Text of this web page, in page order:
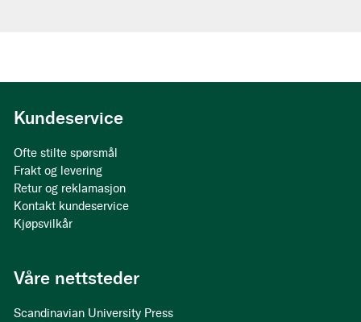
Kundeservice
Ofte stilte spørsmål
Frakt og levering
Retur og reklamasjon
Kontakt kundeservice
Kjøpsvilkår
Våre nettsteder
Scandinavian University Press